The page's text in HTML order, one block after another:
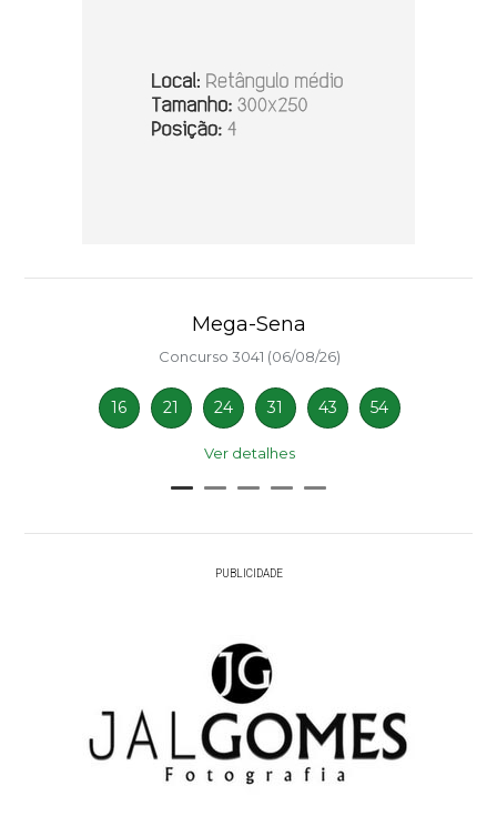
Mega-Sena
Concurso 3041 (06/08/26)
16 21 24 31 43 54
Ver detalhes
PUBLICIDADE